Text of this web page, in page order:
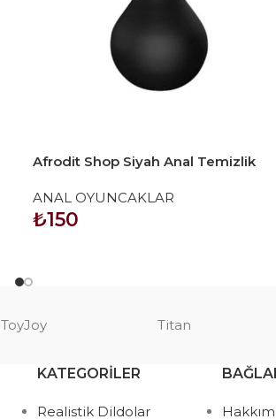
Afrodit Shop Siyah Anal Temizlik
ANAL OYUNCAKLAR
₺150
ToyJoy Titan
KATEGORILER
Realistik Dildolar